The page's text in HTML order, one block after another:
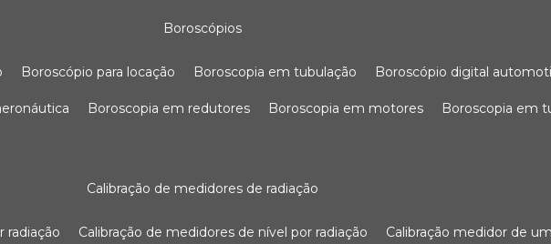
boroscópios
boroscópio para locação boroscopia em tubulação boroscópio digital
boroscopia em redutores boroscopia em motores boroscopia em
calibração de medidores de radiação
radiação calibração de medidores de nível por radiação calibração medidor de